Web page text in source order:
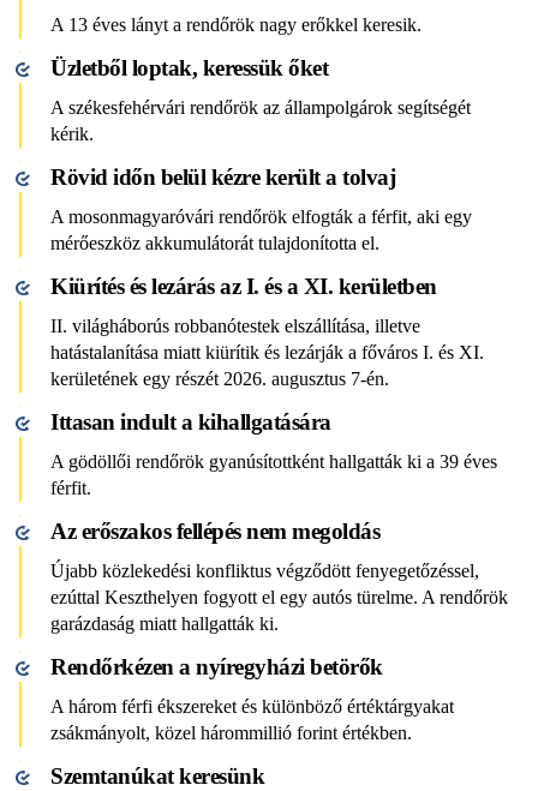
A 13 éves lányt a rendőrök nagy erőkkel keresik.
Üzletből loptak, keressük őket
A székesfehérvári rendőrök az állampolgárok segítségét
kérik.
Rövid időn belül kézre került a tolvaj
A mosonmagyaróvári rendőrök elfogták a férfit, aki egy
mérőeszköz akkumulátorát tulajdonította el.
Kiürítés és lezárás az I. és a XI. kerületben
II. világháborús robbanótestek elszállítása, illetve
hatástalanítása miatt kiürítik és lezárják a főváros I. és XI.
kerületének egy részét 2026. augusztus 7-én.
Ittasan indult a kihallgatására
A gödöllői rendőrök gyanúsítottként hallgatták ki a 39 éves
férfit.
Az erőszakos fellépés nem megoldás
Újabb közlekedési konfliktus végződött fenyegetőzéssel,
ezúttal Keszthelyen fogyott el egy autós türelme. A rendőrök
garázdaság miatt hallgatták ki.
Rendőrkézen a nyíregyházi betörők
A három férfi ékszereket és különböző értéktárgyakat
zsákmányolt, közel hárommillió forint értékben.
Szemtanúkat keresünk